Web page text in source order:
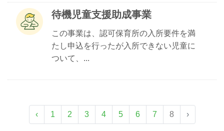
待機児童支援助成事業
この事業は、認可保育所の入所要件を満
たし申込を行ったが入所できない児童に
ついて、...
‹ 1 2 3 4 5 6 7 8 ›